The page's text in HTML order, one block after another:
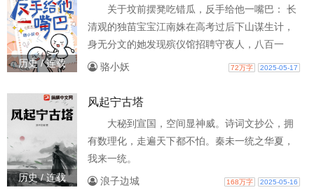
三天，哥哥们坐不住了。大哥为什么我身体最近
这么差？因为陆柠没再送补药
历史 / 连载
关于坟前摆凳吃错瓜，反手给他一嘴巴： 长
清观的独苗宝宝江南姝在高考过后下山谋生计，
身无分文的她发现殡仪馆招聘守夜人，八百一
晚，唯一的要求是八字足够硬。江南姝高高举手
江南姝表示她都能给按住扛回去！一个星期后。
月后。她成功混入隔壁公墓圈，和长眠于此的小
可爱们每晚摆凳排排坐，吃吃瓜。后来——“听说
了吗，隔壁老王的小姨子
骆小妖 72万字 2025-05-17
历史 / 连载
风起宁古塔
大秘到宣国，空间显神威。诗词文抄公，拥
有数理化，走遍天下都不怕。秦未一统之华夏，
我来一统。
浪子边城 168万字 2025-05-16